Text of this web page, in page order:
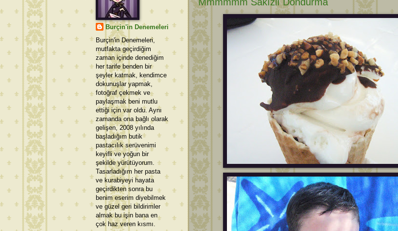
Burçin'in Denemeleri
Burçin'in Denemeleri,
mutfakta geçirdiğim
zaman içinde denediğim
her tarife benden bir
şeyler katmak, kendimce
dokunuşlar yapmak,
fotoğraf çekmek ve
paylaşmak beni mutlu
ettiği için var oldu. Aynı
zamanda ona bağlı olarak
gelişen, 2008 yılında
başladığım butik
pastacılık serüvenimi
keyifli ve yoğun bir
şekilde yürütüyorum.
Tasarladığım her pasta
ve kurabiyeyi hayata
geçirdikten sonra bu
benim eserim diyebilmek
ve güzel geri bildirimler
almak bu işin bana en
çok haz veren kısmı.